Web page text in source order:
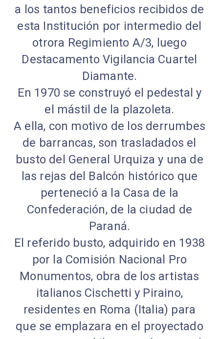
a los tantos beneficios recibidos de
esta Institución por intermedio del
otrora Regimiento A/3, luego
Destacamento Vigilancia Cuartel
Diamante.
En 1970 se construyó el pedestal y
el mástil de la plazoleta.
A ella, con motivo de los derrumbes
de barrancas, son trasladados el
busto del General Urquiza y una de
las rejas del Balcón histórico que
perteneció a la Casa de la
Confederación, de la ciudad de
Paraná.
El referido busto, adquirido en 1938
por la Comisión Nacional Pro
Monumentos, obra de los artistas
italianos Cischetti y Piraino,
residentes en Roma (Italia) para
que se emplazara en el proyectado